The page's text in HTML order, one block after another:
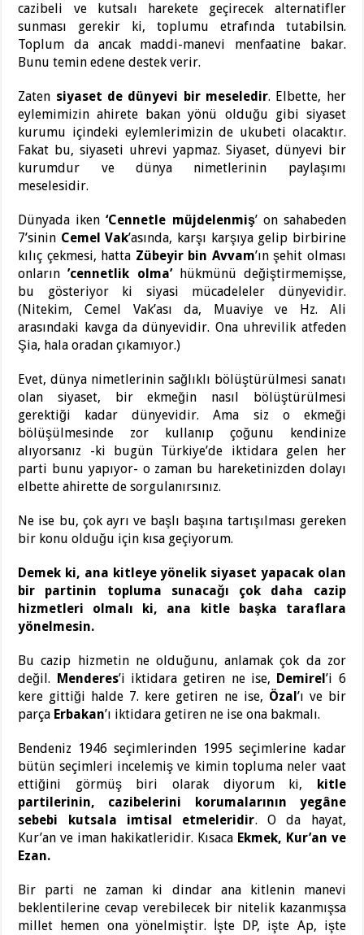
cazibeli ve kutsalı harekete geçirecek alternatifler
sunması gerekir ki, toplumu etrafında tutabilsin.
Toplum da ancak maddi-manevi menfaatine bakar.
Bunu temin edene destek verir.
Zaten siyaset de dünyevi bir meseledir. Elbette, her
eylemimizin ahirete bakan yönü olduğu gibi siyaset
kurumu içindeki eylemlerimizin de ukubeti olacaktır.
Fakat bu, siyaseti uhrevi yapmaz. Siyaset, dünyevi bir
kurumdur ve dünya nimetlerinin paylaşımı
meselesidir.
Dünyada iken‘Cennetle müjdelenmiş’ on sahabeden
7’sinin Cemel Vak’asında, karşı karşıya gelip birbirine
kılıç çekmesi, hatta Zübeyir bin Avvam’ın şehit olması
onların’cennetlik olma’hükmünü değiştirmemişse,
bu gösteriyor ki siyasi mücadeleler dünyevidir.
(Nitekim, Cemel Vak’ası da, Muaviye ve Hz. Ali
arasındaki kavga da dünyevidir. Ona uhrevilik atfeden
Şia, hala oradan çıkamıyor.)
Evet, dünya nimetlerinin sağlıklı bölüştürülmesi sanatı
olan siyaset, bir ekmeğin nasıl bölüştürülmesi
gerektiği kadar dünyevidir. Ama siz o ekmeği
bölüşülmesinde zor kullanıp çoğunu kendinize
alıyorsanız -ki bugün Türkiye’de iktidara gelen her
parti bunu yapıyor- o zaman bu hareketinizden dolayı
elbette ahirette de sorgulanırsınız.
Ne ise bu, çok ayrı ve başlı başına tartışılması gereken
bir konu olduğu için kısa geçiyorum.
Demek ki, ana kitleye yönelik siyaset yapacak olan
bir partinin topluma sunacağı çok daha cazip
hizmetleri olmalı ki, ana kitle başka taraflara
yönelmesin.
Bu cazip hizmetin ne olduğunu, anlamak çok da zor
değil.
Menderes’i iktidara getiren ne ise, Demirel’i 6
kere gittiği halde 7. kere getiren ne ise, Özal ’ı ve bir
parça Erbakan’ı iktidara getiren ne ise ona bakmalı.
Bendeniz 1946 seçimlerinden 1995 seçimlerine kadar
bütün seçimleri incelemiş ve kimin topluma neler vaat
ettiğini görmüş biri olarak diyorum ki,
kitle
partilerinin, cazibelerini korumalarının yegâne
sebebi kutsala imtisal etmeleridir. O da hayat,
Kur’an ve iman hakikatleridir. Kısaca Ekmek, Kur’an ve
Ezan.
Bir parti ne zaman ki dindar ana kitlenin manevi
beklentilerine cevap verebilecek bir nitelik kazanmışsa
millet hemen ona yönelmiştir. İşte DP, işte Ap, işte